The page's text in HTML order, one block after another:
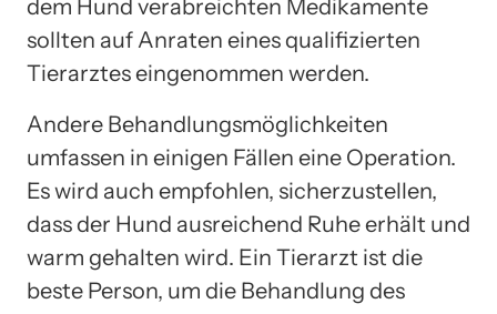
dem Hund verabreichten Medikamente
sollten auf Anraten eines qualifizierten
Tierarztes eingenommen werden.
Andere Behandlungsmöglichkeiten
umfassen in einigen Fällen eine Operation.
Es wird auch empfohlen, sicherzustellen,
dass der Hund ausreichend Ruhe erhält und
warm gehalten wird. Ein Tierarzt ist die
beste Person, um die Behandlung des